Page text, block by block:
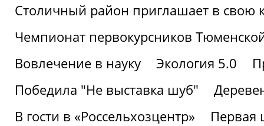
Столичный район приглашает в свою
Чемпионат первокурсников
Вовлечение в науку
Экология 5.0
Победила "Не выставка шуб"
В гости в «Россельхозцентр»
Первая